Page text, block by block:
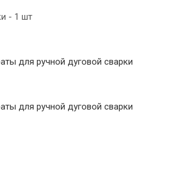
- 1 шт
для ручной дуговой сварки
для ручной дуговой сварки